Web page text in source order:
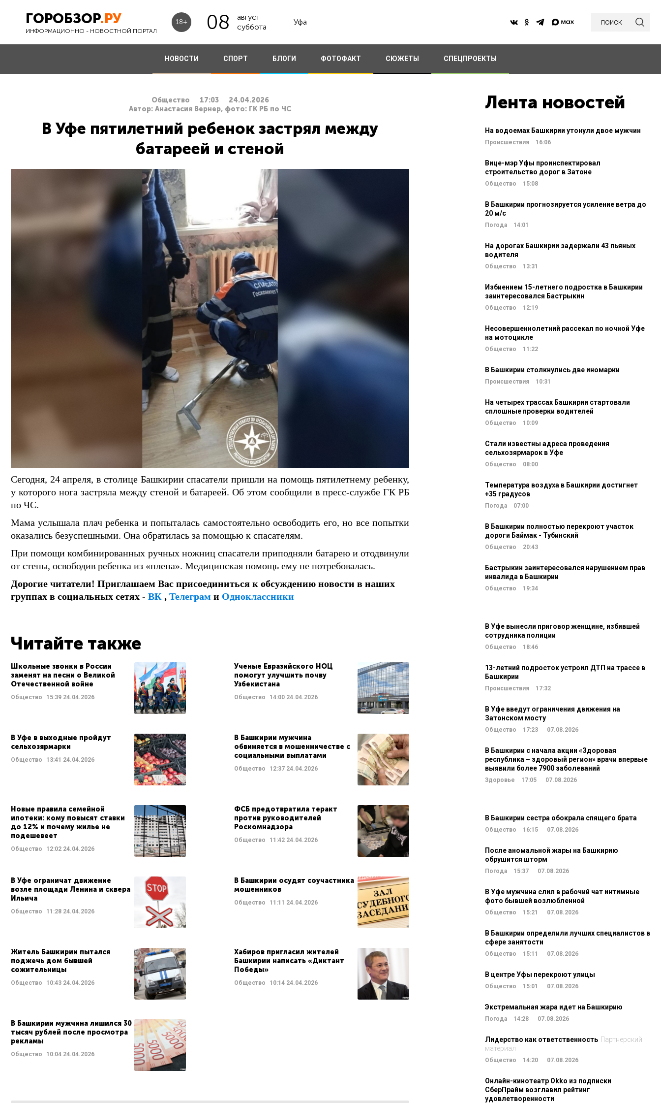
ГОРОБЗОР.РУ
ИНФОРМАЦИОННО - НОВОСТНОЙ ПОРТАЛ
18+ 08
август
суббота
Уфа поиск
НОВОСТИ СПОРТ БЛОГИ ФОТОФАКТ СЮЖЕТЫ СПЕЦПРОЕКТЫ
Общество 17:03
24.04.2026
Автор: Анастасия Вернер, фото: ГК РБ по ЧС
В Уфе пятилетний ребенок застрял между
батареей и стеной
Сегодня, 24 апреля, в столице Башкирии спасатели пришли на помощь пятилетнему ребенку,
у которого нога застряла между стеной и батареей. Об этом сообщили в пресс-службе ГК РБ
по ЧС.
Мама услышала плач ребенка и попыталась самостоятельно освободить его, но все попытки
оказались безуспешными. Она обратилась за помощью к спасателям.
При помощи комбинированных ручных ножниц спасатели приподняли батарею и отодвинули
от стены, освободив ребенка из «плена». Медицинская помощь ему не потребовалась.
Дорогие читатели! Приглашаем Вас присоединиться к обсуждению новости в наших
группах в социальных сетях - ВК , Телеграм и Одноклассники
Читайте также
Школьные звонки в России
заменят на песни о Великой
Отечественной войне
Общество 15:39 24.04.2026
Ученые Евразийского НОЦ
помогут улучшить почву
Узбекистана
Общество 14:0024.04.2026
В Уфе в выходные пройдут
сельхозярмарки
Общество 13:41 24.04.2026
В Башкирии мужчина
обвиняется в мошенничестве с
социальными выплатами
Общество 12:3724.04.2026
Новые правила семейной
ипотеки: кому повысят ставки
до 12% и почему жилье не
подешевеет
Общество 12:02 24.04.2026
ФСБ предотвратила теракт
против руководителей
Роскомнадзора
Общество 11:4224.04.2026
В Уфе ограничат движение
возле площади Ленина и сквера
Ильича
Общество 11:28 24.04.2026
В Башкирии осудят соучастника
мошенников
Общество 11:11 24.04.2026
Житель Башкирии пытался
поджечь дом бывшей
сожительницы
Общество 10:43 24.04.2026
Хабиров пригласил жителей
Башкирии написать «Диктант
Победы»
Общество 10:1424.04.2026
В Башкирии мужчина лишился 30
тысяч рублей после просмотра
рекламы
Общество 10:04 24.04.2026
Лента новостей
На водоемах Башкирии утонули двое мужчин
Происшествия 16:06
Вице-мэр Уфы проинспектировал
строительство дорог в Затоне
Общество 15:08
В Башкирии прогнозируется усиление ветра до
20 м/c
Погода 14:01
На дорогах Башкирии задержали 43 пьяных
водителя
Общество 13:31
Избиением 15-летнего подростка в Башкирии
заинтересовался Бастрыкин
Общество 12:19
Несовершеннолетний рассекал по ночной Уфе
на мотоцикле
Общество 11:22
В Башкирии столкнулись две иномарки
Происшествия 10:31
На четырех трассах Башкирии стартовали
сплошные проверки водителей
Общество 10:09
Стали известны адреса проведения
сельхозярмарок в Уфе
Общество 08:00
Температура воздуха в Башкирии достигнет
+35 градусов
Погода 07:00
В Башкирии полностью перекроют участок
дороги Баймак - Тубинский
Общество 20:43
Бастрыкин заинтересовался нарушением прав
инвалида в Башкирии
Общество 19:34
В Уфе вынесли приговор женщине, избившей
сотрудника полиции
Общество 18:46
13-летний подросток устроил ДТП на трассе в
Башкирии
Происшествия 17:32
В Уфе введут ограничения движения на
Затонском мосту
Общество 17:23 07.08.2026
В Башкирии с начала акции «Здоровая
республика – здоровый регион» врачи впервые
выявили более 7900 заболеваний
Здоровье 17:05 07.08.2026
В Башкирии сестра обокрала спящего брата
Общество 16:15 07.08.2026
После аномальной жары на Башкирию
обрушится шторм
Погода 15:37 07.08.2026
В Уфе мужчина слил в рабочий чат интимные
фото бывшей возлюбленной
Общество 15:21 07.08.2026
В Башкирии определили лучших специалистов в
сфере занятости
Общество 15:11 07.08.2026
В центре Уфы перекроют улицы
Общество 15:01 07.08.2026
Экстремальная жара идет на Башкирию
Погода 14:28 07.08.2026
Лидерство как ответственность Партнерский
материал
Общество 14:20 07.08.2026
Онлайн-кинотеатр Okko из подписки
СберПрайм возглавил рейтинг
удовлетворенности